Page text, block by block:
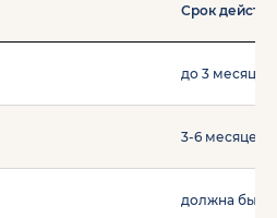
Срок
до 3 месяцев
3-6 месяцев
должна быть